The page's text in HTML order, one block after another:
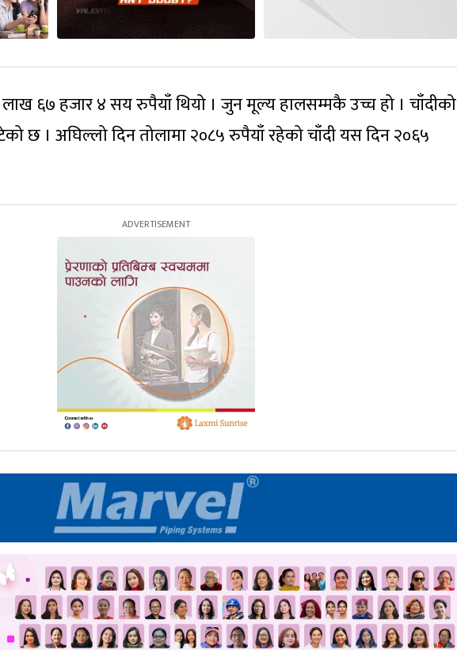
लाख ६७ हजार ४ सय रुपैयाँ थियो । जुन मूल्य हालसम्मकै उच्च हो । चाँदीको
छ । अघिल्लो दिन तोलामा २०८५ रुपैयाँ रहेको चाँदी यस दिन २०६५